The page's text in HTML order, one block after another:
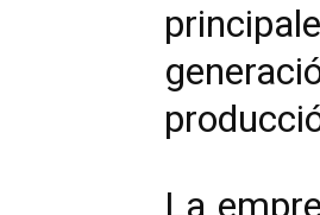
La